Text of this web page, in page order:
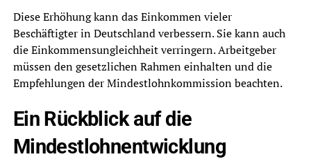
Diese Erhöhung kann das Einkommen vieler
Beschäftigter in Deutschland verbessern. Sie kann auch
die Einkommensungleichheit verringern. Arbeitgeber
müssen den gesetzlichen Rahmen einhalten und die
Empfehlungen der Mindestlohnkommission beachten.
Ein Rückblick auf die
Mindestlohnentwicklung